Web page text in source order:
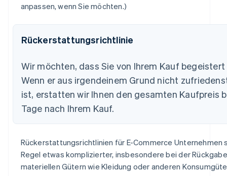
anpassen, wenn Sie möchten.)
Rückerstattungsrichtlinie
Wir möchten, dass Sie von Ihrem Kauf begeistert
Wenn er aus irgendeinem Grund nicht
ist, erstatten wir Ihnen den gesamten Kaufpreis
Tage nach Ihrem Kauf.
Rückerstattungsrichtlinien für E-Commerce Unternehmen
Regel etwas komplizierter, insbesondere bei der
materiellen Gütern wie Kleidung oder anderen